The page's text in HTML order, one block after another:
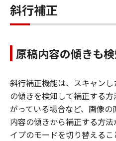
斜行補正
原稿内容の傾きも
斜行補正機能は、スキャン
の傾きを検知して補正する
がっている場合など、画像
内容の傾きから補正する方
イプのモードを切り替えるこ